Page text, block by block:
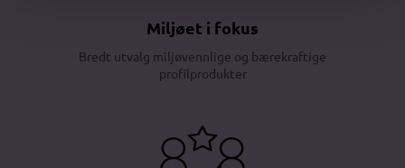
Miljøet i fokus
Bredt utvalg miljøvennlige og bærekraftige
profilprodukter